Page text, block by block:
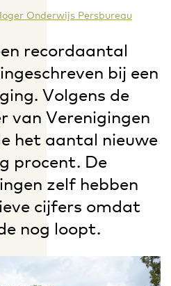
Onderwijs Persbureau
recordaantal
bij een
Volgens de
van Verenigingen
het aantal nieuwe
procent. De
zelf hebben
cijfers omdat
nog loopt.